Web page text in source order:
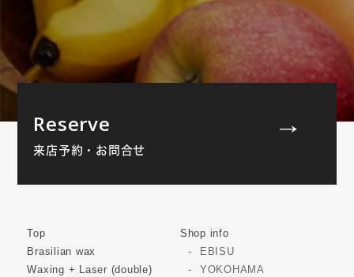
Reserve
来店予約・お問合せ
Top
Brasilian wax
Waxing + Laser (double)
Shop info
EBISU
YOKOHAMA